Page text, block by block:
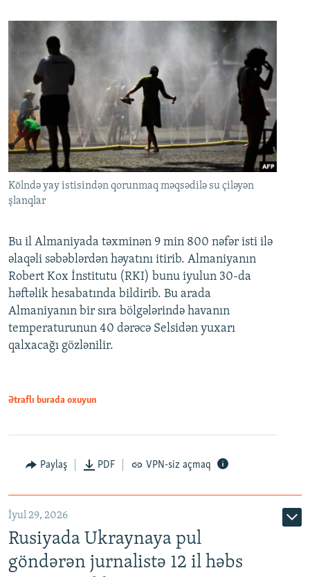
Kölndə yay istisindən qorunmaq məqsədilə su çiləyən
şlanqlar
Bu il Almaniyada təxminən 9 min 800 nəfər isti ilə
əlaqəli səbəblərdən həyatını itirib. Almaniyanın
Robert Kox İnstitutu (RKI) bunu iyulun 30-da
həftəlik hesabatında bildirib. Bu arada
Almaniyanın bir sıra bölgələrində havanın
temperaturunun 40 dərəcə Selsidən yuxarı
qalxacağı gözlənilir.
Ətraflı burada oxuyun
Paylaş PDF VPN-siz açmaq
İyul 29, 2026
Rusiyada Ukraynaya pul
göndərən jurnalistə 12 il həbs